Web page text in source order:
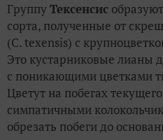
ГруппуТексенсис
сорта, полученные от
(С. texensis) c
Это кустарниковые лианы
с поникающими цветками
Цветут на побегах
симпатичными
обрезать побеги до